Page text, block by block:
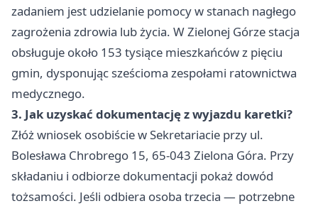
zadaniem jest udzielanie pomocy w stanach nagłego
zagrożenia zdrowia lub życia. W Zielonej Górze stacja
obsługuje około 153 tysiące mieszkańców z pięciu
gmin, dysponując sześcioma zespołami ratownictwa
medycznego.
3. Jak uzyskać dokumentację z wyjazdu karetki?
Złóż wniosek osobiście w Sekretariacie przy ul.
Bolesława Chrobrego 15, 65-043 Zielona Góra. Przy
składaniu i odbiorze dokumentacji pokaż dowód
tożsamości. Jeśli odbiera osoba trzecia — potrzebne